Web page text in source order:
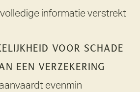
informatie verstrekt
VOOR SCHADE
EEN VERZEKERING
evenmin